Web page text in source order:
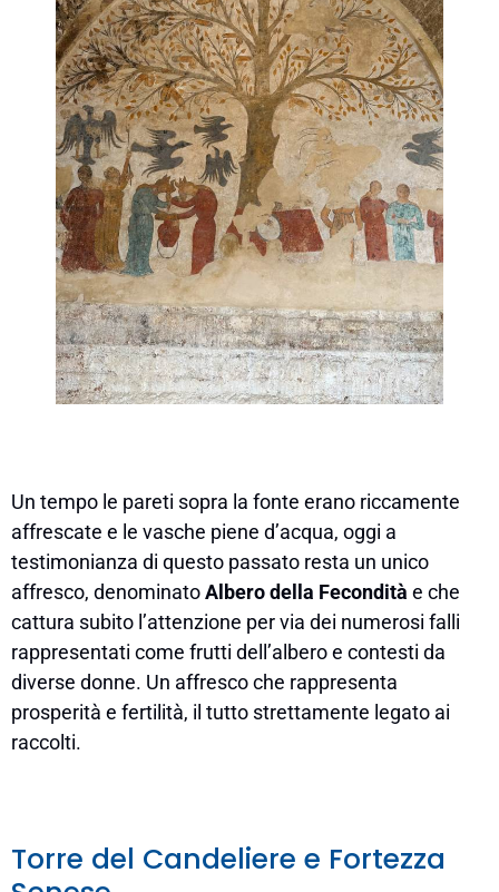
Un tempo le pareti sopra la fonte erano riccamente
affrescate e le vasche piene d’acqua, oggi a
testimonianza di questo passato resta un unico
affresco, denominatoAlbero della Fecondità e che
cattura subito l’attenzione per via dei numerosi falli
rappresentati come frutti dell’albero e contesti da
diverse donne. Un affresco che rappresenta
prosperità e fertilità, il tutto strettamente legato ai
raccolti.
Torre del Candeliere e Fortezza